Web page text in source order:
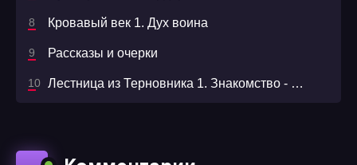
Кровавый век 1. Дух воина
Рассказы и очерки
Лестница из Терновника 1. Знакомство - Макс Далин